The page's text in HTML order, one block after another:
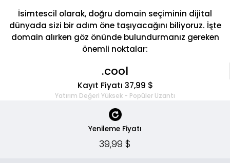
İsimtescil olarak, doğru domain seçiminin dijital
dünyada sizi bir adım öne taşıyacağını biliyoruz. İşte
domain alırken göz önünde bulundurmanız gereken
önemli noktalar:
.cool
Kayıt Fiyatı 37,99 $
Yatırım Değeri Yüksek - Popüler Uzantı
Yenileme Fiyatı
39,99 $